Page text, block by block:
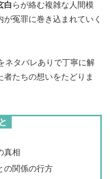
白 らが絡む複雑な人間模
冤罪に巻き込まれていく
ネタバレありで丁寧に解
たちの想いをたどりま
真相
の関係の行方